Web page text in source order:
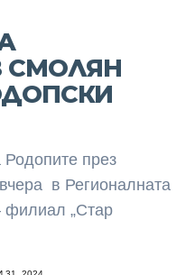
СМОЛЯН
Родопите през
в Регионалната
филиал „Стар